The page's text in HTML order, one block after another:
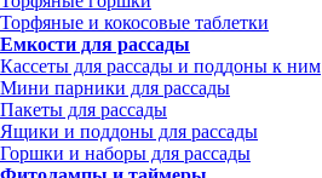
Торфяные и кокосовые таблетки
Емкости для рассады
Кассеты для рассады и поддоны к ним
Мини парники для рассады
Пакеты для рассады
Ящики и поддоны для рассады
Горшки и наборы для рассады